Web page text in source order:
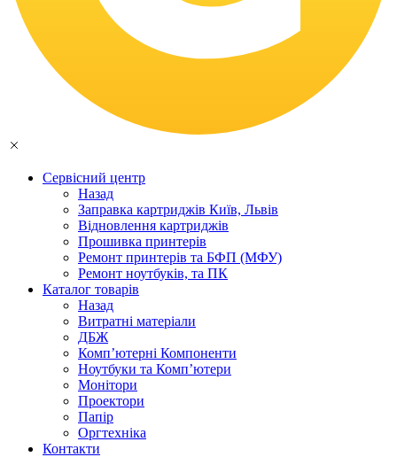
Сервісний центр
Назад
Заправка картриджів Київ, Львів
Відновлення картриджів
Прошивка принтерів
Ремонт принтерів та БФП (МФУ)
Ремонт ноутбуків, та ПК
Каталог товарів
Назад
Витратні матеріали
ДБЖ
Комп’ютерні Компоненти
Ноутбуки та Комп’ютери
Монітори
Проектори
Папір
Оргтехніка
Контакти